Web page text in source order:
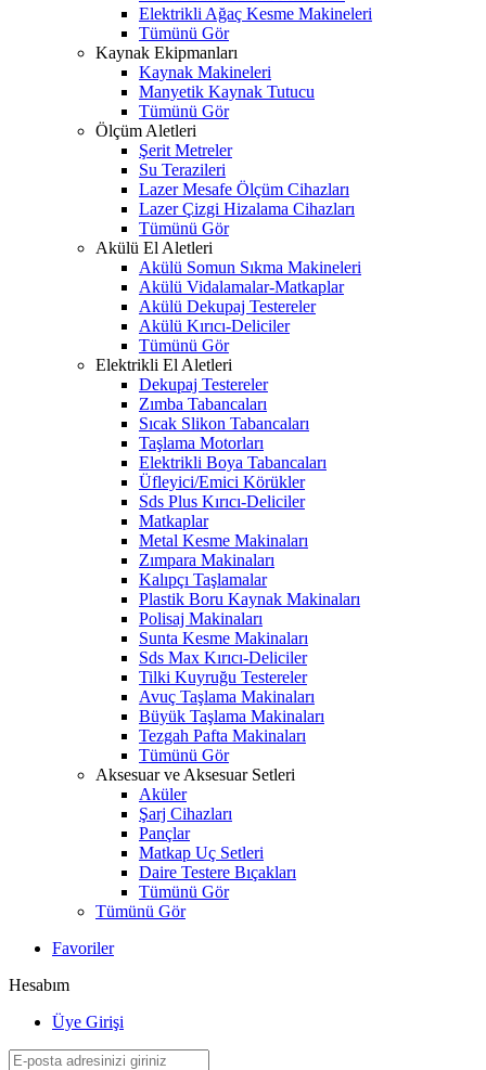
Elektrikli Ağaç Kesme Makineleri
Tümünü Gör
Kaynak Ekipmanları
Kaynak Makineleri
Manyetik Kaynak Tutucu
Tümünü Gör
Ölçüm Aletleri
Şerit Metreler
Su Terazileri
Lazer Mesafe Ölçüm Cihazları
Lazer Çizgi Hizalama Cihazları
Tümünü Gör
Akülü El Aletleri
Akülü Somun Sıkma Makineleri
Akülü Vidalamalar-Matkaplar
Akülü Dekupaj Testereler
Akülü Kırıcı-Deliciler
Tümünü Gör
Elektrikli El Aletleri
Dekupaj Testereler
Zımba Tabancaları
Sıcak Slikon Tabancaları
Taşlama Motorları
Elektrikli Boya Tabancaları
Üfleyici/Emici Körükler
Sds Plus Kırıcı-Deliciler
Matkaplar
Metal Kesme Makinaları
Zımpara Makinaları
Kalıpçı Taşlamalar
Plastik Boru Kaynak Makinaları
Polisaj Makinaları
Sunta Kesme Makinaları
Sds Max Kırıcı-Deliciler
Tilki Kuyruğu Testereler
Avuç Taşlama Makinaları
Büyük Taşlama Makinaları
Tezgah Pafta Makinaları
Tümünü Gör
Aksesuar ve Aksesuar Setleri
Aküler
Şarj Cihazları
Pançlar
Matkap Uç Setleri
Daire Testere Bıçakları
Tümünü Gör
Tümünü Gör
Favoriler
Hesabım
Üye Girişi